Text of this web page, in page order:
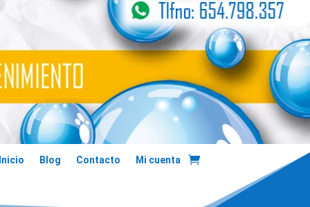
Blog Contacto Mi cuenta